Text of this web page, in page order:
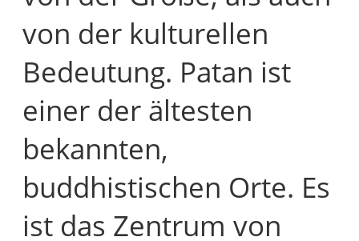
von der kulturellen
Bedeutung. Patan ist
einer der ältesten
bekannten,
buddhistischen Orte. Es
ist das Zentrum von